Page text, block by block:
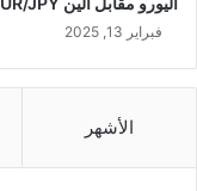
فبراير 13, 2025
الأشهر